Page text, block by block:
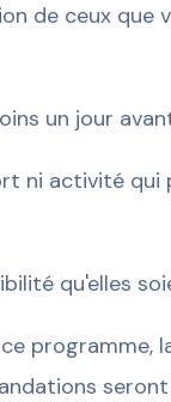
de ceux que
un jour
ni activité
qu'elles
programme,